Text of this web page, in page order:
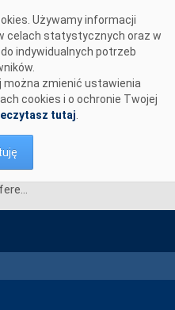
Używamy informacji
celach statystycznych oraz w
indywidualnych potrzeb
zmienić ustawienia
cookies i o ochronie Twojej
tutaj
Konferencja prasowa dotycząca wystąpienia zagrożenia bezpieczeństwa dostaw energii elektrycznej na terenie RP